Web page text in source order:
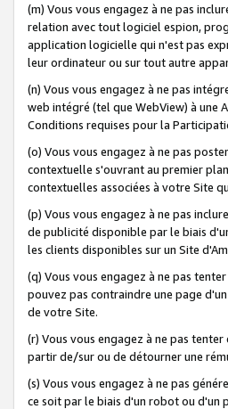
(m) Vous vous engagez à ne pas
relation avec tout logiciel espion,
application logicielle qui n'est pas
leur ordinateur ou sur tout autre
(n) Vous vous engagez à ne pas
web intégré (tel que WebView) à une
Conditions requises pour la
(o) Vous vous engagez à ne pas
contextuelle s'ouvrant au premier
contextuelles associées à votre Site
(p) Vous vous engagez à ne pas
de publicité disponible par le biais
les clients disponibles sur un Site
(q) Vous vous engagez à ne pas
pouvez pas contraindre une page
de votre Site.
(r) Vous vous engagez à ne pas
partir de/sur ou de détourner une
(s) Vous vous engagez à ne pas
ce soit par le biais d'un robot ou d'un